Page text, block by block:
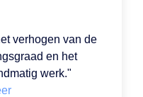
verhogen van de
en het
werk."